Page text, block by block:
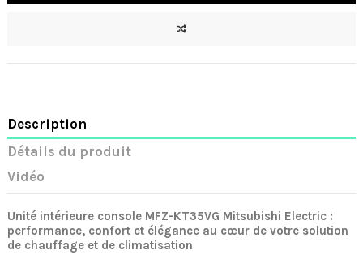
Description
Détails du produit
Vidéo
Unité intérieure console MFZ-KT35VG Mitsubishi Electric :
performance, confort et élégance au cœur de votre solution
de chauffage et de climatisation